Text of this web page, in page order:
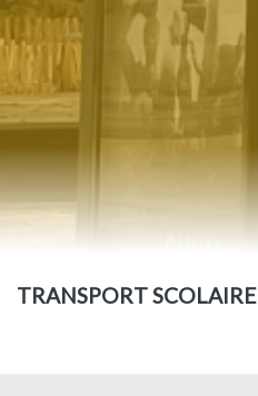
TRANSPORT SCOLAIRE